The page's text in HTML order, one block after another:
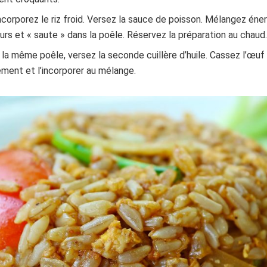
le riz froid. Versez la sauce de poisson. Mélangez
et « saute » dans la poêle. Réservez la préparation au chaud.
même poêle, versez la seconde cuillère d’huile. Cassez
et l’incorporer au mélange.